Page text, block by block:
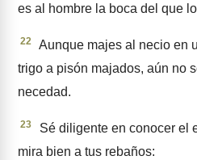
es al hombre la boca del que
22
Aunque majes al necio en
trigo a pisón majados, aún no
necedad.
23
Sé diligente en conocer el
mira bien a tus rebaños: